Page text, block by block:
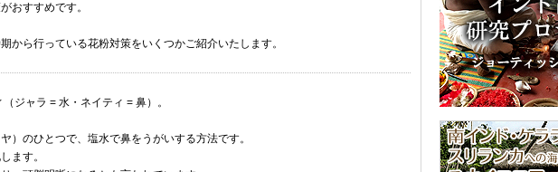
おすすめです。
から行っている花粉対策をいくつかご紹介いたします。
ジャラ = 水・ネイティ = 鼻）。
）のひとつで、塩水で鼻をうがいする方法です。
ます。